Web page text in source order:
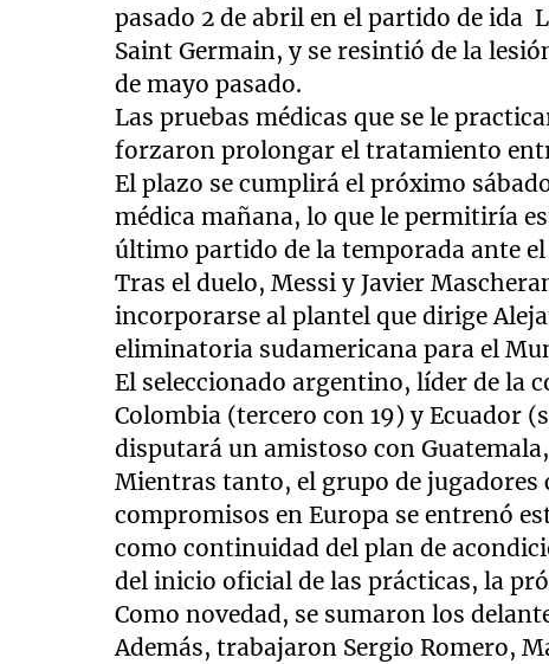
pasado 2 de abril en el partido de ida
Saint Germain, y se resintió de la
de mayo pasado.
Las pruebas médicas que se le
forzaron prolongar el tratamiento
El plazo se cumplirá el próximo
médica mañana, lo que le permitiría
último partido de la temporada ante
Tras el duelo, Messi y Javier
incorporarse al plantel que dirige
eliminatoria sudamericana para el
El seleccionado argentino, líder de la
Colombia (tercero con 19) y Ecuador
disputará un amistoso con
Mientras tanto, el grupo de jugadores
compromisos en Europa se entrenó
como continuidad del plan de
del inicio oficial de las prácticas, la
Como novedad, se sumaron los
Además, trabajaron Sergio Romero,